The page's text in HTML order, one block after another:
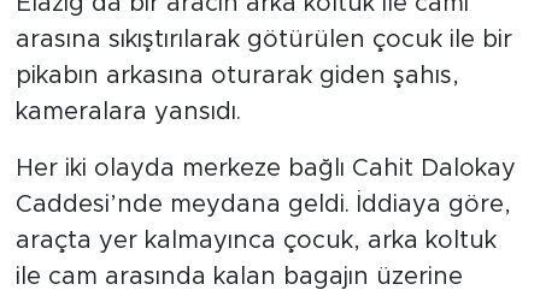
arasına sıkıştırılarak götürülen çocuk ile bir
pikabın arkasına oturarak giden şahıs,
kameralara yansıdı.
Her iki olayda merkeze bağlı Cahit Dalokay
Caddesi’nde meydana geldi. İddiaya göre,
araçta yer kalmayınca çocuk, arka koltuk
ile cam arasında kalan bagajın üzerine